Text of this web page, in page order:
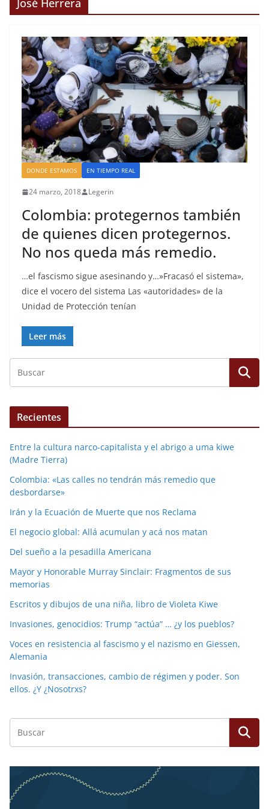
José Herrera
DONDE ESTAMOS EN TIEMPO REAL
24 marzo, 2018 Legerin
Colombia: protegernos también
de quienes dicen protegernos.
No nos queda más remedio.
…el fascismo sigue asesinando y…»Fracasó el sistema»,
dice el vocero del sistema Las «autoridades» de la
Unidad de Protección tenían
Leer más
Recientes
Entre la cultura narco-capitalista y el abrigo a uma kiwe
(Madre Tierra)
Colombia: «Las calles no tendrán más remedio que
desbordarse»
Irán y la Ecuación de Muerte que nos Reclama
El negocio global: Allá acumulan y acá nos matan
Del sueño a la pesadilla Americana
Mayor y Honorable Murray Sinclair: Fragmentos de sus
memorias
Escritos y dibujos de una niña, libro de Violeta Kiwe
Invasiones, genocidios: Trump “actúa” … ¿y los pueblos?
Voces en resistencia al fascismo y el nazismo en Giessen,
Alemania
Invasión, transacciones, cambio de régimen y poder. Son
ellos. ¿Y ¿Nosotrxs?